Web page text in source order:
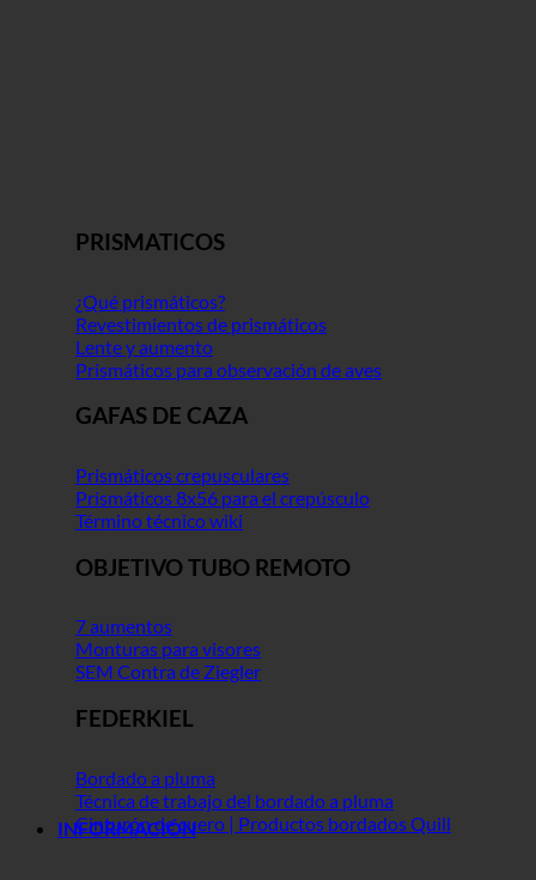
PRISMATICOS
¿Qué prismáticos?
Revestimientos de prismáticos
Lente y aumento
Prismáticos para observación de aves
GAFAS DE CAZA
Prismáticos crepusculares
Prismáticos 8x56 para el crepúsculo
Término técnico wiki
OBJETIVO TUBO REMOTO
7 aumentos
Monturas para visores
SEM Contra de Ziegler
FEDERKIEL
Bordado a pluma
Técnica de trabajo del bordado a pluma
Cinturón de cuero | Productos bordados Quill
INFORMACIÓN